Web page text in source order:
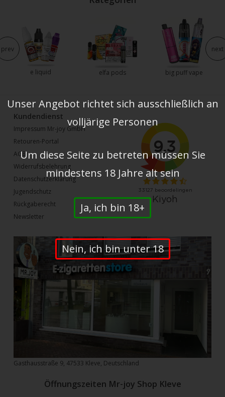
e liquid elfa pods big puff vape
prev next
Kundendienst
Impressum Mr-joy GmbH
Retouren-Portal
AGB
Widerrufsbelehrung
Datenschutzerklärung
Jugendschutz
Rückgaberecht
Newsletter
Gasthausstraße 9, 47533 Kleve, Deutschland
Öffnungszeiten Mr-joy Shop Kleve
Unser Angebot richtet sich ausschließlich an
volljärige Personen
Um diese Seite zu betreten müssen Sie
mindestens 18 Jahre alt sein
Ja, ich bin 18+
Nein, ich bin unter 18